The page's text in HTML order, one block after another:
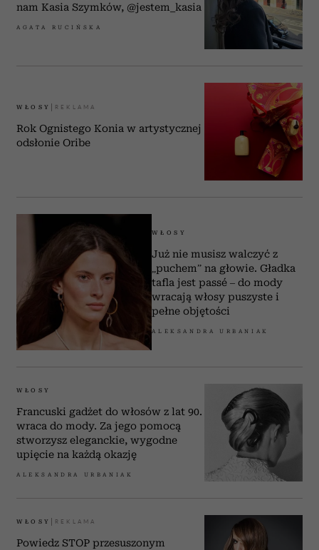
nam Kasia Szymków, @jestem_kasia
AGATA RUCIŃSKA
WŁOSY
Rok Ognistego Konia w artystycznej
odsłonie Oribe
WŁOSY
Już nie musisz walczyć z
„puchem” na głowie. Gładka
tafla jest passé – do mody
wracają włosy puszyste i
pełne objętości
ALEKSANDRA URBANIAK
WŁOSY
Francuski gadżet do włosów z lat 90.
wraca do mody. Za jego pomocą
stworzysz eleganckie, wygodne
upięcie na każdą okazję
ALEKSANDRA URBANIAK
WŁOSY
Powiedz STOP przesuszonym